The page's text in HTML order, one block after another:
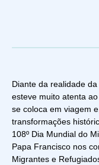
Diante da realidade
esteve muito atenta
se coloca em viagem
transformações
108º Dia Mundial do
Papa Francisco nos
Migrantes e